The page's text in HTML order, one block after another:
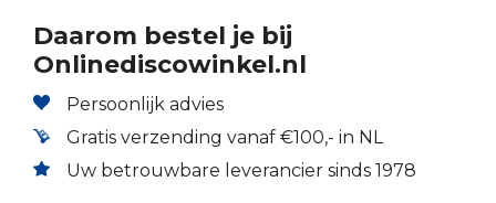
Daarom bestel je bij
Onlinediscowinkel.nl
Persoonlijk advies
Gratis verzending vanaf €100,- in NL
Uw betrouwbare leverancier sinds 1978